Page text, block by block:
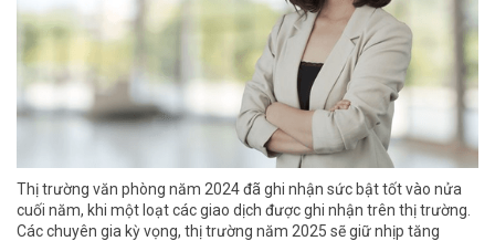
Thị trường văn phòng năm 2024 đã ghi nhận sức bật tốt vào nửa
cuối năm, khi một loạt các giao dịch được ghi nhận trên thị trường.
Các chuyên gia kỳ vọng, thị trường năm 2025 sẽ giữ nhịp tăng